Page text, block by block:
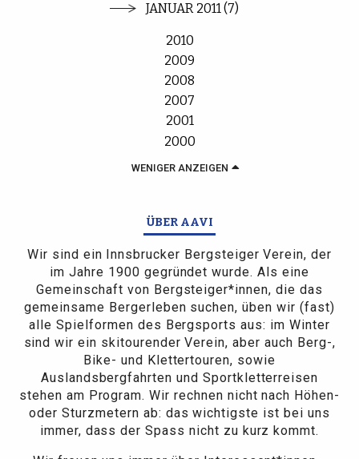
JANUAR 2011 (7)
2010
2009
2008
2007
2001
2000
WENIGER ANZEIGEN
ÜBER AAVI
Wir sind ein Innsbrucker Bergsteiger Verein, der
im Jahre 1900 gegründet wurde. Als eine
Gemeinschaft von Bergsteiger*innen, die das
gemeinsame Bergerleben suchen, üben wir (fast)
alle Spielformen des Bergsports aus: im Winter
sind wir ein skitourender Verein, aber auch Berg-,
Bike- und Klettertouren, sowie
Auslandsbergfahrten und Sportkletterreisen
stehen am Program. Wir rechnen nicht nach Höhen-
oder Sturzmetern ab: das wichtigste ist bei uns
immer, dass der Spass nicht zu kurz kommt.